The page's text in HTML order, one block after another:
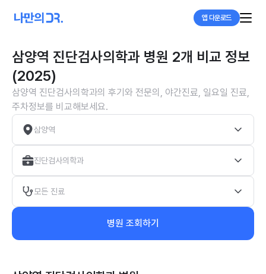
앱 다운로드
삼양역 진단검사의학과 병원 2개 비교 정보
(2025)
삼양역 진단검사의학과의 후기와 전문의, 야간진료, 일요일 진료,
주차정보를 비교해보세요.
삼양역
진단검사의학과
모든 진료
병원 조회하기